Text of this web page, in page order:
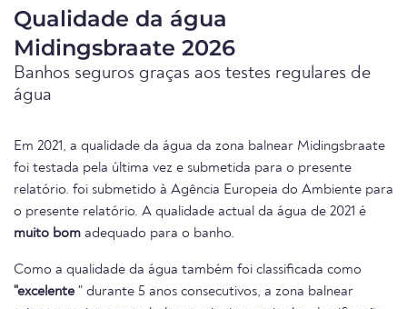
Qualidade da água
Midingsbraate 2026
Banhos seguros graças aos testes regulares de
água
Em 2021, a qualidade da água da zona balnear Midingsbraate
foi testada pela última vez e submetida para o presente
relatório. foi submetido à Agência Europeia do Ambiente para
o presente relatório. A qualidade actual da água de 2021 é
muito bom adequado para o banho.
Como a qualidade da água também foi classificada como
"excelente " durante 5 anos consecutivos, a zona balnear